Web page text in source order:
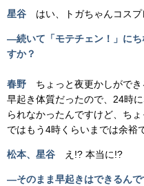
星谷 はい、トガちゃんコスプ
―続いて「モテチェン！」にち
すか？
春野 ちょっと夜更かしができ
早起き体質だったので、24時
られなかったんですけど、ち
ではもう4時くらいまでは余裕
松本、星谷 え!? 本当に!?
―そのまま早起きはできるんで